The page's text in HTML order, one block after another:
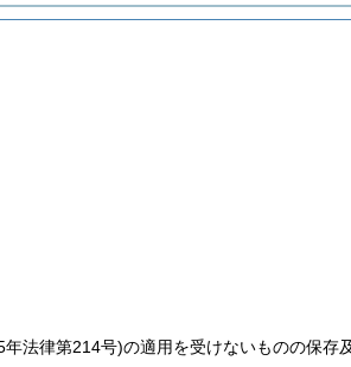
年法律第214号)の適用を受けないものの保存